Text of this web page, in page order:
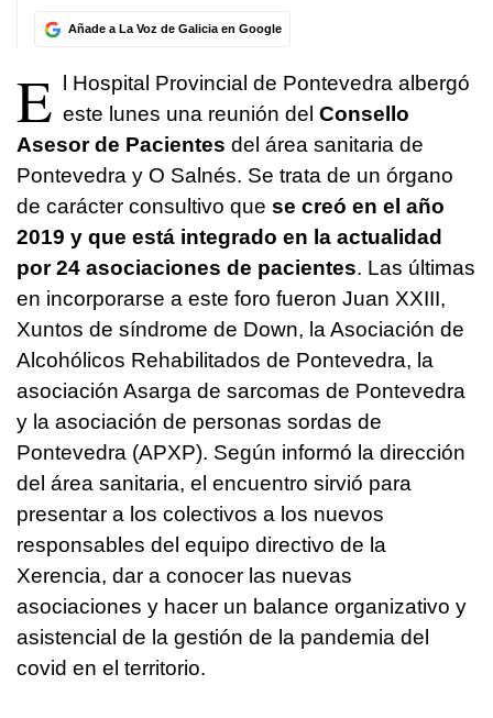
Añade a La Voz de Galicia en Google
E
l Hospital Provincial de Pontevedra albergó
este lunes una reunión del Consello
Asesor de Pacientes del área sanitaria de
Pontevedra y O Salnés. Se trata de un órgano
de carácter consultivo que se creó en el año
2019 y que está integrado en la actualidad
por 24 asociaciones de pacientes. Las últimas
en incorporarse a este foro fueron Juan XXIII,
Xuntos de síndrome de Down, la Asociación de
Alcohólicos Rehabilitados de Pontevedra, la
asociación Asarga de sarcomas de Pontevedra
y la asociación de personas sordas de
Pontevedra (APXP). Según informó la dirección
del área sanitaria, el encuentro sirvió para
presentar a los colectivos a los nuevos
responsables del equipo directivo de la
Xerencia, dar a conocer las nuevas
asociaciones y hacer un balance organizativo y
asistencial de la gestión de la pandemia del
covid en el territorio.